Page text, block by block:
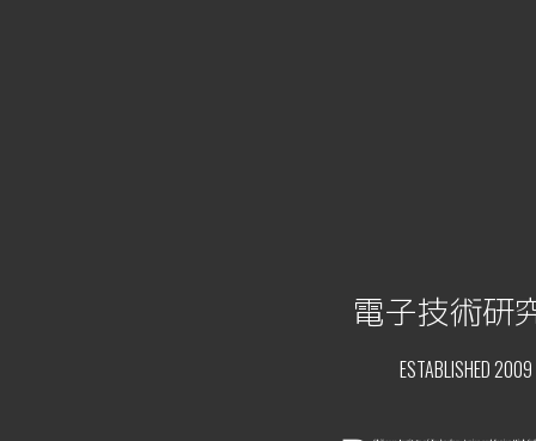
電子技術研
ESTABLISHED 2009